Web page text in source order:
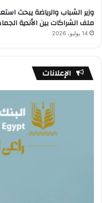
وزير الشباب والرياضة يبحث
ملف الشراكات بين الأندية
14 يوليو، 2026
الإعلانات